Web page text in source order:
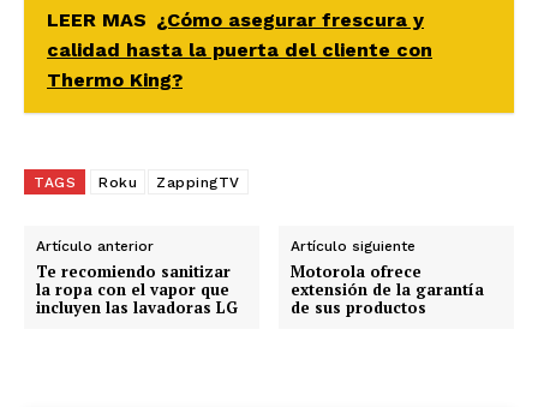
a
n
d
.
LEER MAS ¿Cómo asegurar frescura y
calidad hasta la puerta del cliente con
Thermo King?
TAGS Roku ZappingTV
Artículo anterior
Te recomiendo sanitizar
la ropa con el vapor que
incluyen las lavadoras LG
Artículo siguiente
Motorola ofrece
extensión de la garantía
de sus productos